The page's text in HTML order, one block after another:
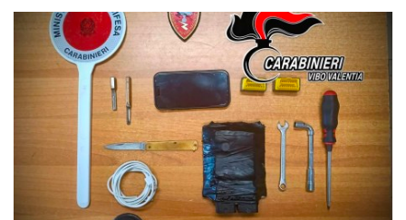
solidarietà al Direttore di Approdo Calabria, Luigi Longo,
e a tutta la redazione per i recenti e incresciosi episodi
che hanno interessato la testata. Il lavoro svolto da
Approdo Calabria rappresenta un […]